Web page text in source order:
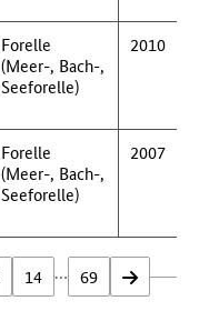
Forelle
(Meer-, Bach-,
Seeforelle)
2010
Forelle
(Meer-, Bach-,
Seeforelle)
2007
14 … 69 vor